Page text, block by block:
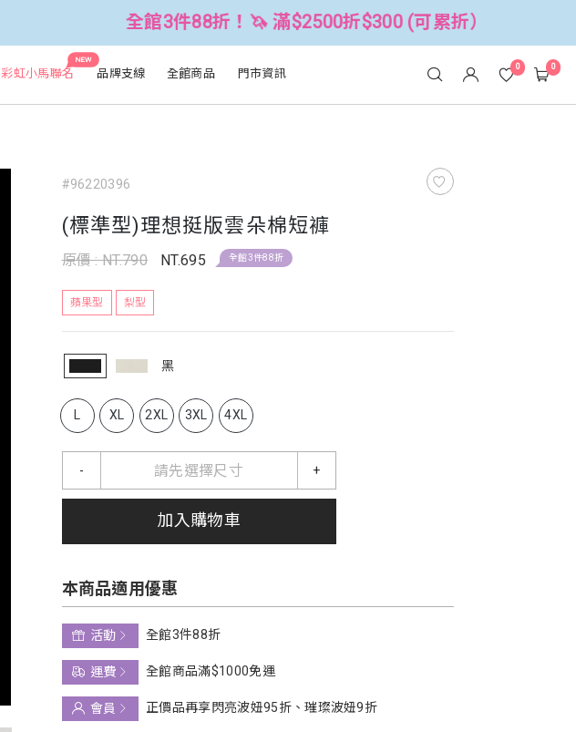
全館3件88折！🦄 滿$2500折$300 (可累折）
NEW
彩虹小馬聯名 品牌支線 全館商品 門市資訊 0 0
#96220396
(標準型)理想挺版雲朵棉短褲
原價 : NT.790 NT.695 全館3件88折
蘋果型 梨型
黑
L XL 2XL 3XL 4XL
請先選擇尺寸
- +
加入購物車
本商品適用優惠
活動
全館3件88折
運費
全館商品滿$1000免運
會員
正價品再享閃亮波妞95折、璀璨波妞9折